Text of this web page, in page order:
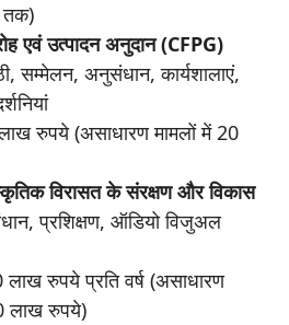
तक)
एवं उत्पादन अनुदान(CFPG)
सम्मेलन, अनुसंधान, कार्यशालाएं,
रुपये (असाधारण मामलों में 20
विरासत के संरक्षण और विकास
प्रशिक्षण, ऑडियो विजुअल
लाख रुपये प्रति वर्ष (असाधारण
लाख रुपये)